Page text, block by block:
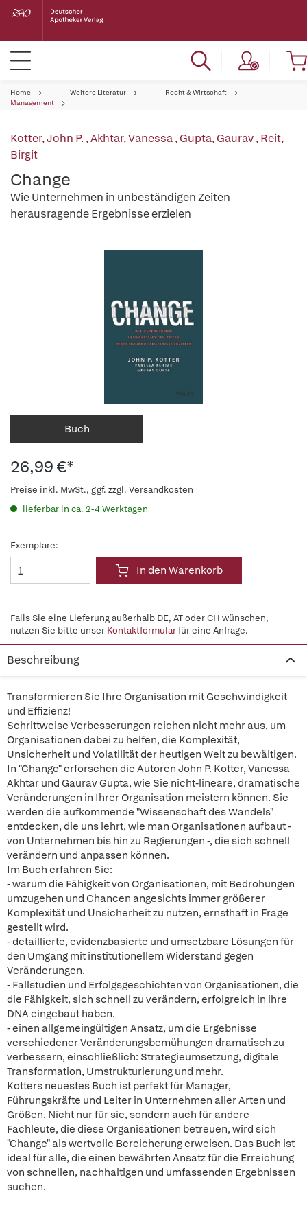
Home Weitere Literatur
Recht & Wirtschaft
Management
Kotter, John P.,Akhtar, Vanessa,Gupta, Gaurav,Reit,
Birgit
Change
Wie Unternehmen in unbeständigen Zeiten
herausragende Ergebnisse erzielen
Buch
26,99 €*
Preise inkl. MwSt., ggf. zzgl. Versandkosten
lieferbar in ca. 2-4 Werktagen
Exemplare:
In den Warenkorb
Falls Sie eine Lieferung außerhalb DE, AT oder CH wünschen,
nutzen Sie bitte unser Kontaktformularfür eine Anfrage.
Beschreibung
Transformieren Sie Ihre Organisation mit Geschwindigkeit
und Effizienz!
Schrittweise Verbesserungen reichen nicht mehr aus, um
Organisationen dabei zu helfen, die Komplexität,
Unsicherheit und Volatilität der heutigen Welt zu bewältigen.
In "Change" erforschen die Autoren John P. Kotter, Vanessa
Akhtar und Gaurav Gupta, wie Sie nicht-lineare, dramatische
Veränderungen in Ihrer Organisation meistern können. Sie
werden die aufkommende "Wissenschaft des Wandels"
entdecken, die uns lehrt, wie man Organisationen aufbaut -
von Unternehmen bis hin zu Regierungen -, die sich schnell
verändern und anpassen können.
Im Buch erfahren Sie:
- warum die Fähigkeit von Organisationen, mit Bedrohungen
umzugehen und Chancen angesichts immer größerer
Komplexität und Unsicherheit zu nutzen, ernsthaft in Frage
gestellt wird.
- detaillierte, evidenzbasierte und umsetzbare Lösungen für
den Umgang mit institutionellem Widerstand gegen
Veränderungen.
- Fallstudien und Erfolgsgeschichten von Organisationen, die
die Fähigkeit, sich schnell zu verändern, erfolgreich in ihre
DNA eingebaut haben.
- einen allgemeingültigen Ansatz, um die Ergebnisse
verschiedener Veränderungsbemühungen dramatisch zu
verbessern, einschließlich: Strategieumsetzung, digitale
Transformation, Umstrukturierung und mehr.
Kotters neuestes Buch ist perfekt für Manager,
Führungskräfte und Leiter in Unternehmen aller Arten und
Größen. Nicht nur für sie, sondern auch für andere
Fachleute, die diese Organisationen betreuen, wird sich
"Change" als wertvolle Bereicherung erweisen. Das Buch ist
ideal für alle, die einen bewährten Ansatz für die Erreichung
von schnellen, nachhaltigen und umfassenden Ergebnissen
suchen.